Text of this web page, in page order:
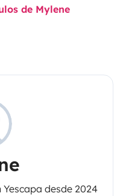
de Mylene
desde 2024